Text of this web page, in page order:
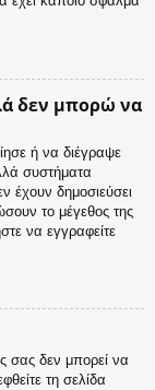
δεν μπορώ να
ή να διέγραψε
συστήματα
έχουν δημοσιεύσει
το μέγεθος της
να εγγραφείτε
σας δεν μπορεί να
τη σελίδα